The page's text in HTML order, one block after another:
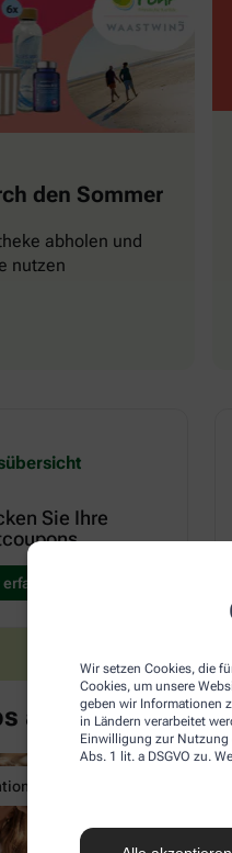
Wir setzen Cookies, die
Cookies, um unsere
geben wir Informationen
in Ländern verarbeitet
Einwilligung zur Nutzung
Abs. 1 lit. a DSGVO zu.
den Sommer
abholen und
nutzen
Sie Ihre
aus unserem